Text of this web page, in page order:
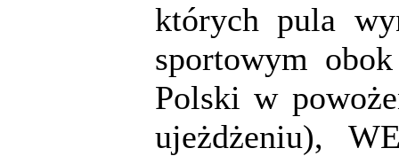
których pula
sportowym
Polski w
ujeżdżeniu),